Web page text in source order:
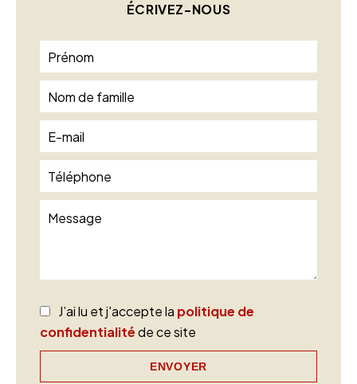
ÉCRIVEZ-NOUS
J’ai lu et j'accepte la politique de
confidentialitéde ce site
ENVOYER